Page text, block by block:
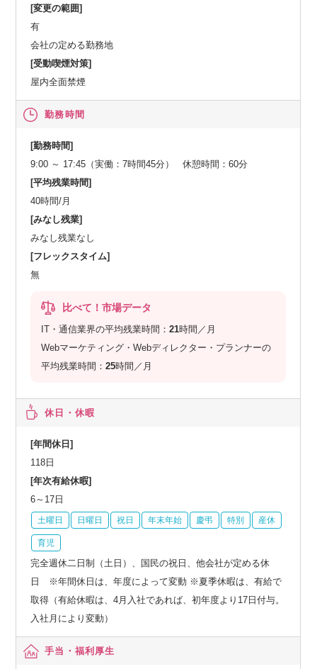
[変更の範囲]
有
会社の定める勤務地
[受動喫煙対策]
屋内全面禁煙
勤務時間
[勤務時間]
9:00 ～ 17:45（実働：7時間45分） 休憩時間：60分
[平均残業時間]
40時間/月
[みなし残業]
みなし残業なし
[フレックスタイム]
無
比べて！市場データ
IT・通信業界の平均残業時間：21時間／月
Webマーケティング・Webディレクター・プランナーの
平均残業時間：25時間／月
休日・休暇
[年間休日]
118日
[年次有給休暇]
6～17日
土曜日 日曜日 祝日 年末年始 慶弔 特別 産休
育児
完全週休二日制（土日）、国民の祝日、他会社が定める休
日 ※年間休日は、年度によって変動 ※夏季休暇は、有給で
取得（有給休暇は、4月入社であれば、初年度より17日付与。
入社月により変動）
手当・福利厚生